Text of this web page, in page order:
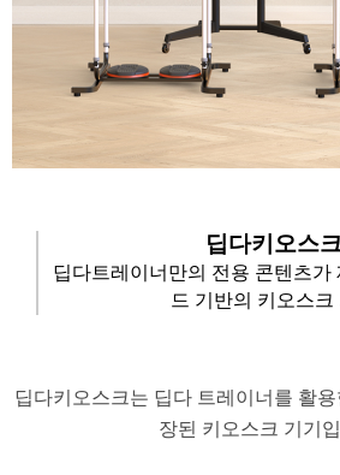
딥다키오스
딥다트레이너만의 전용 콘텐츠가
드 기반의 키오스크
딥다키오스크는 딥다 트레이너를 활
장된 키오스크 기기